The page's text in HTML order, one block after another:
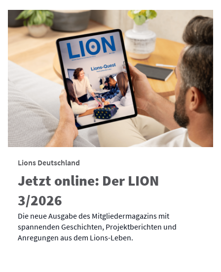
Lions Deutschland
Jetzt online: Der LION
3/2026
Die neue Ausgabe des Mitgliedermagazins mit
spannenden Geschichten, Projektberichten und
Anregungen aus dem Lions-Leben.